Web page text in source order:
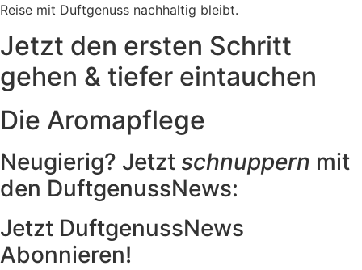
Reise mit Duftgenuss nachhaltig bleibt.
Jetzt den ersten Schritt
gehen & tiefer eintauchen
Die Aromapflege
Neugierig? Jetzt schnuppern mit
den DuftgenussNews:
Jetzt DuftgenussNews
Abonnieren!